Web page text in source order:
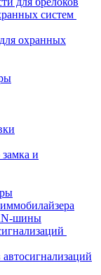
систем
охранных
и
шины